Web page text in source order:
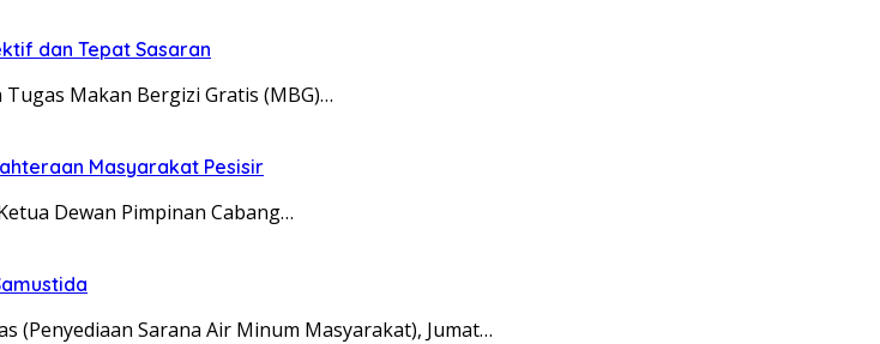
dan Tepat Sasaran
Makan Bergizi Gratis (MBG)…
Masyarakat Pesisir
Dewan Pimpinan Cabang…
(Penyediaan Sarana Air Minum Masyarakat), Jumat…